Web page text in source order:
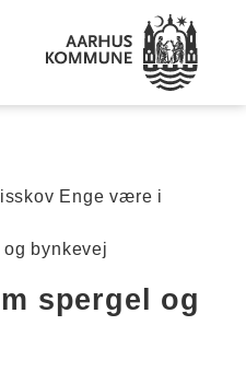
Enge være i
bynkevej
spergel og